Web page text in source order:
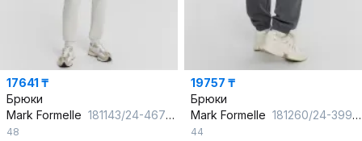
17641 ₸
Брюки
Mark Formelle 181143/24-4670Б(мел)-7(2) серый_меланж_4306_А
48
19757 ₸
Брюки
Mark Formelle 181260/24-3998Ц-7(3) сталь
44